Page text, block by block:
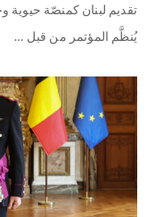
تقديم لبنان كمنصّة حيوية
يُنظَّم المؤتمر من قبل …